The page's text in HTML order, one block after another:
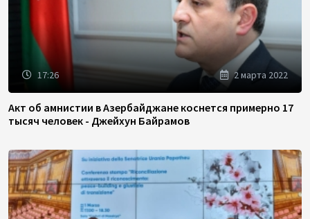
17:26 2 марта 2022
Акт об амнистии в Азербайджане коснется примерно 17
тысяч человек - Джейхун Байрамов